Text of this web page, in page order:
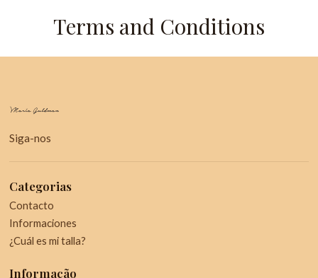
Terms and Conditions
Siga-nos
Categorias
Contacto
Informaciones
¿Cuál es mi talla?
Informação